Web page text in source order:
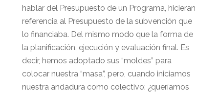
hablar del Presupuesto de un Programa, hicieran
referencia al Presupuesto de la subvención que
lo financiaba. Del mismo modo que la forma de
la planificación, ejecución y evaluación final. Es
decir, hemos adoptado sus “moldes” para
colocar nuestra “masa”, pero, cuando iniciamos
nuestra andadura como colectivo: ¿queríamos